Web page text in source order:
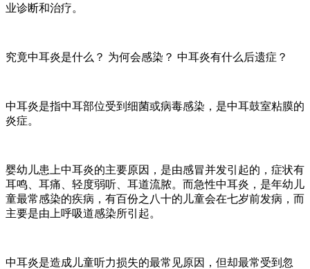
业诊断和治疗。
究竟中耳炎是什么？ 为何会感染？ 中耳炎有什么后遗症？
中耳炎是指中耳部位受到细菌或病毒感染，是中耳鼓室粘膜的
炎症。
婴幼儿患上中耳炎的主要原因，是由感冒并发引起的，症状有
耳鸣、耳痛、轻度弱听、耳道流脓。而急性中耳炎，是年幼儿
童最常感染的疾病，有百份之八十的儿童会在七岁前发病，而
主要是由上呼吸道感染所引起。
中耳炎是造成儿童听力损失的最常见原因，但却最常受到忽